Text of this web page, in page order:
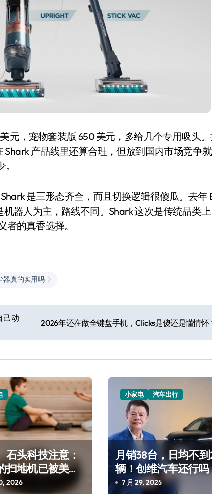
元，宠物套装版 650 美元，多给几个专用吸头
产品线里还算合理，但放到国内市场竞争
是三形态齐全，而且切换逻辑很傻瓜。去年
器人为主，路线不同。Shark 这次是传统品类
者的真香选择。
器真的实用吗
己动
2026年还在做全键盘手机，Clicks是傻还是懂情怀
石头科技注意：
扫地机已被美国
“战略武器”
2026
小家电 汽车出行
月销38台，日均不到
辆！创维汽车还行吗
7 月 29, 2026
追觅清洁电器全球累计出
货量破4000万台，技术
创新驱动多品类增长